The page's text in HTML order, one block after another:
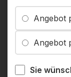
Angebot
Angebot
Sie